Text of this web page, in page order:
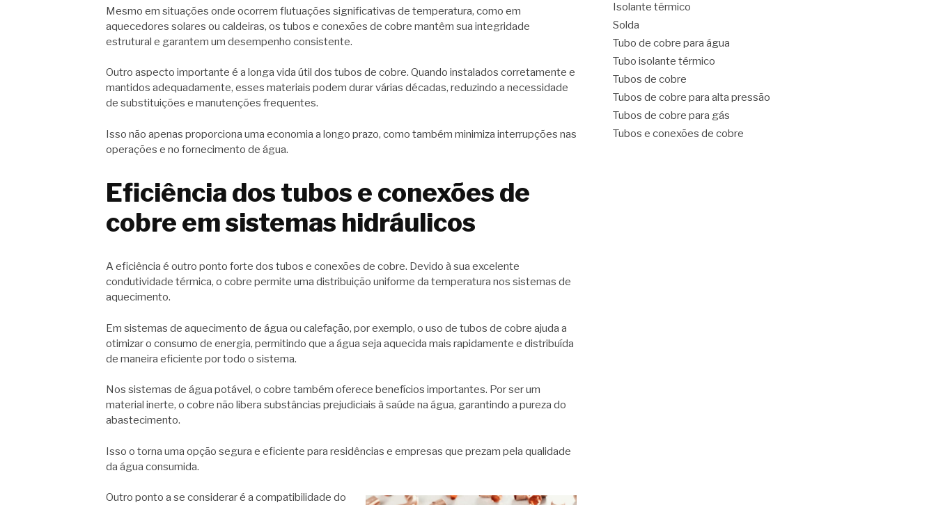
Mesmo em situações onde ocorrem flutuações significativas de temperatura, como em
aquecedores solares ou caldeiras, os tubos e conexões de cobre mantêm sua integridade
estrutural e garantem um desempenho consistente.
Outro aspecto importante é a longa vida útil dos tubos de cobre. Quando instalados corretamente e
mantidos adequadamente, esses materiais podem durar várias décadas, reduzindo a necessidade
de substituições e manutenções frequentes.
Isso não apenas proporciona uma economia a longo prazo, como também minimiza interrupções nas
operações e no fornecimento de água.
Eficiência dos tubos e conexões de
cobre em sistemas hidráulicos
A eficiência é outro ponto forte dos tubos e conexões de cobre. Devido à sua excelente
condutividade térmica, o cobre permite uma distribuição uniforme da temperatura nos sistemas de
aquecimento.
Em sistemas de aquecimento de água ou calefação, por exemplo, o uso de tubos de cobre ajuda a
otimizar o consumo de energia, permitindo que a água seja aquecida mais rapidamente e distribuída
de maneira eficiente por todo o sistema.
Nos sistemas de água potável, o cobre também oferece benefícios importantes. Por ser um
material inerte, o cobre não libera substâncias prejudiciais à saúde na água, garantindo a pureza do
abastecimento.
Isso o torna uma opção segura e eficiente para residências e empresas que prezam pela qualidade
da água consumida.
Outro ponto a se considerar é a compatibilidade do
Isolante térmico
Solda
Tubo de cobre para água
Tubo isolante térmico
Tubos de cobre
Tubos de cobre para alta pressão
Tubos de cobre para gás
Tubos e conexões de cobre